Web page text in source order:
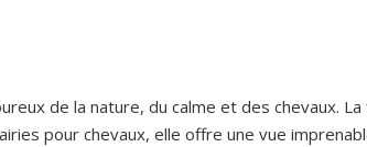
de la nature, du calme et des chevaux.
pour chevaux, elle offre une vue